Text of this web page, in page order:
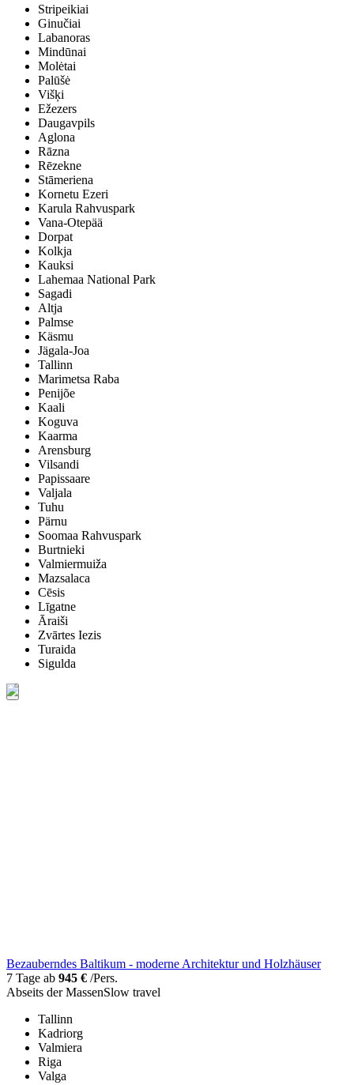
Stripeikiai
Ginučiai
Labanoras
Mindūnai
Molėtai
Palūšė
Višķi
Ežezers
Daugavpils
Aglona
Rāzna
Rēzekne
Stāmeriena
Kornetu Ezeri
Karula Rahvuspark
Vana-Otepää
Dorpat
Kolkja
Kauksi
Lahemaa National Park
Sagadi
Altja
Palmse
Käsmu
Jägala-Joa
Tallinn
Marimetsa Raba
Penijõe
Kaali
Koguva
Kaarma
Arensburg
Vilsandi
Papissaare
Valjala
Tuhu
Pärnu
Soomaa Rahvuspark
Burtnieki
Valmiermuiža
Mazsalaca
Cēsis
Līgatne
Āraiši
Zvārtes Iezis
Turaida
Sigulda
Bezauberndes Baltikum - moderne Architektur und Holzhäuser
7 Tage ab 945 € /Pers.
Abseits der MassenSlow travel
Tallinn
Kadriorg
Valmiera
Riga
Valga